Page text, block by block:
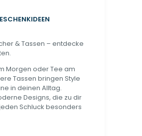
& Tassen – entdecke
Morgen oder Tee am
Tassen bringen Style
in deinen Alltag.
Designs, die zu dir
Schluck besonders